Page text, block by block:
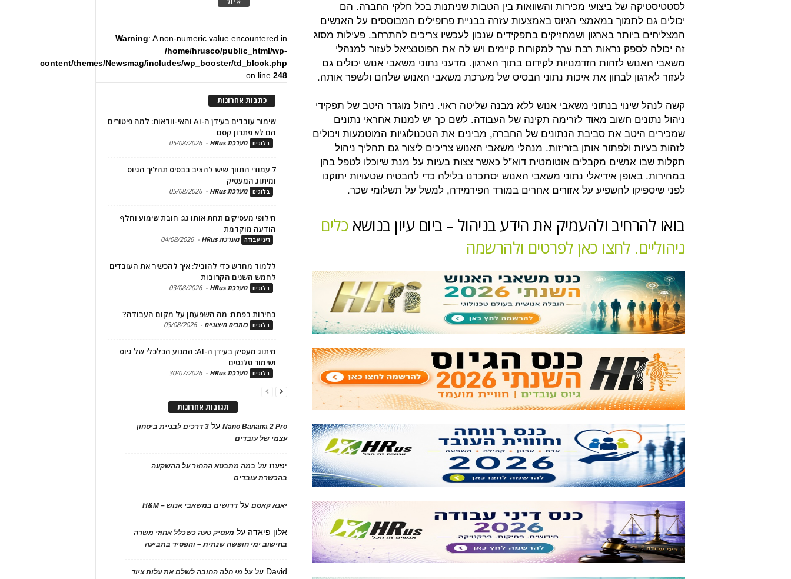
לסטטיסטיקה של ביצועי מכירות והשוואות בין הטבות שניתנות בכל חלקי החברה. הם
יכולים גם לתמוך במאמצי הגיוס באמצעות עזרה בבניית פרופילים המבוססים על האנשים
המצליחים ביותר בארגון ושמחזיקים בתפקידים שנכון לעכשיו צריכים להתרחב. פעילות מסוג
זה יכולה לספק נראות רבת ערך למקורות קיימים ויש לה את הפוטנציאל לעזור למנהלי
משאבי האנוש לזהות הזדמנויות לקידום בתוך הארגון. מדעני נתוני משאבי אנוש יכולים גם
לעזור לארגון לבחון את איכות נתוני הבסיס של מערכת משאבי האנוש שלהם ולשפר אותה.
קשה לנהל שינוי בנתוני משאבי אנוש ללא מבנה שליטה ראוי. ניהול מוגדר היטב של תפקידי
ניהול נתונים חשוב מאוד לזרימה תקינה של העבודה. לשם כך יש למנות אחראי נתונים
שמכירים היטב את סביבת הנתונים של החברה, מבינים את הטכנולוגיות המוטמעות ויכולים
לזהות בעיות ולפתור אותן בזריזות. מנהלי משאבי האנוש צריכים ליצור גם תהליך ניהול
תקלות שבו אנשים מקבלים אוטומטית דוא"ל כאשר צצות בעיות על מנת שיוכלו לטפל בהן
במהירות. באופן אידיאלי נתוני משאבי האנוש יסתכרנו בלילה כדי להבטיח שטעויות יתוקנו
לפני שיספיקו להשפיע על אזורים אחרים במורד הפירמידה, למשל על תשלומי שכר.
בואו להרחיב ולהעמיק את הידע בניהול – ביום עיון בנושא כלים
ניהוליים. לחצו כאן לפרטים ולהרשמה
Warning: A non-numeric value encountered in
/home/hrusco/public_html/wp-
content/themes/Newsmag/includes/wp_booster/td_block.php
on line248
כתבות אחרונות
שימור עובדים בעידן ה-AI והאי-וודאות: למה פיטורים
הם לא פתרון קסם
בלוגים מערכת HRus -
05/08/2026
7 עמודי התווך שיש להציב בבסיס תהליך הגיוס
ומיתוג המעסיק
בלוגים מערכת HRus -
05/08/2026
חילופי מעסיקים תחת אותו גג: חובת שימוע וחלף
הודעה מוקדמת
דיני עבודה מערכת HRus -
04/08/2026
ללמוד מחדש כדי להוביל: איך להכשיר את העובדים
לחמש השנים הקרובות
בלוגים מערכת HRus -
03/08/2026
בחירות בפתח: מה השפעתן על מקום העבודה?
בלוגים כותבים חיצוניים -
03/08/2026
מיתוג מעסיק בעידן ה-AI: המנוע הכלכלי של גיוס
ושימור טלנטים
בלוגים מערכת HRus -
30/07/2026
תגובות אחרונות
Nano Banana 2 Proעל 3 דרכים לבניית ביטחון
עצמי של עובדים
יפעתעל במה מתבטא ההחזר על ההשקעה
בהכשרת עובדים
יאנא קאסםעלדרושים במשאבי אנוש – H&M
אלון פיאדה על מעסיק טעה כשכלל אחוזי משרה
בחישוב ימי חופשה שנתית – והפסיד בתביעה
David עלעל מי חלה החובה לשלם את עלות ציוד